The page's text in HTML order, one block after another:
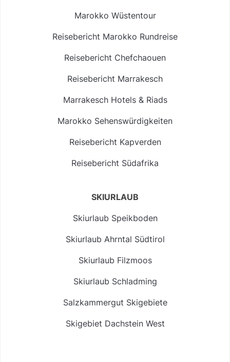
Marokko Wüstentour
Reisebericht Marokko Rundreise
Reisebericht Chefchaouen
Reisebericht Marrakesch
Marrakesch Hotels & Riads
Marokko Sehenswürdigkeiten
Reisebericht Kapverden
Reisebericht Südafrika
SKIURLAUB
Skiurlaub Speikboden
Skiurlaub Ahrntal Südtirol
Skiurlaub Filzmoos
Skiurlaub Schladming
Salzkammergut Skigebiete
Skigebiet Dachstein West